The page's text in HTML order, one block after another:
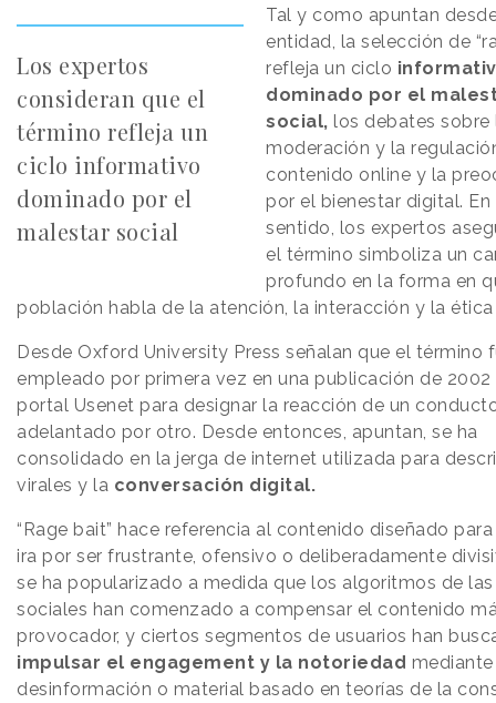
Los expertos
consideran que el
término refleja un
ciclo informativo
dominado por el
malestar social
Tal y como apuntan
entidad, la selección de
refleja un ciclo
dominado por el
social, los debates sobre
moderación y la
contenido online y la
por el bienestar digital. En
sentido, los expertos
el término simboliza un
profundo en la forma en
población habla de la atención, la interacción y la
Desde Oxford University Press señalan que el término
empleado por primera vez en una publicación de 2002
portal Usenet para designar la reacción de un
adelantado por otro. Desde entonces, apuntan, se ha
consolidado en la jerga de internet utilizada para
virales y la conversación digital.
“Rage bait” hace referencia al contenido diseñado
ira por ser frustrante, ofensivo o deliberadamente
se ha popularizado a medida que los algoritmos de
sociales han comenzado a compensar el contenido
provocador, y ciertos segmentos de usuarios han
impulsar el engagement y la notoriedad mediante
desinformación o material basado en teorías de la